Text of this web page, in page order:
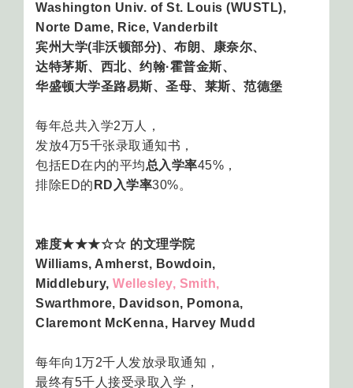
Washington Univ. of St. Louis (WUSTL),
Norte Dame, Rice, Vanderbilt
宾州大学(非沃顿部分)、布朗、康奈尔、
达特茅斯、西北、约翰·霍普金斯、
华盛顿大学圣路易斯、圣母、莱斯、范德堡
每年总共入学2万人，
发放4万5千张录取通知书，
包括ED在内的平均总入学率45%，
排除ED的 RD入学率30%。
难度★★★☆☆ 的文理学院
Williams, Amherst, Bowdoin,
Middlebury,Wellesley, Smith,
Swarthmore, Davidson, Pomona,
Claremont McKenna, Harvey Mudd
每年向1万2千人发放录取通知，
最终有5千人接受录取入学，